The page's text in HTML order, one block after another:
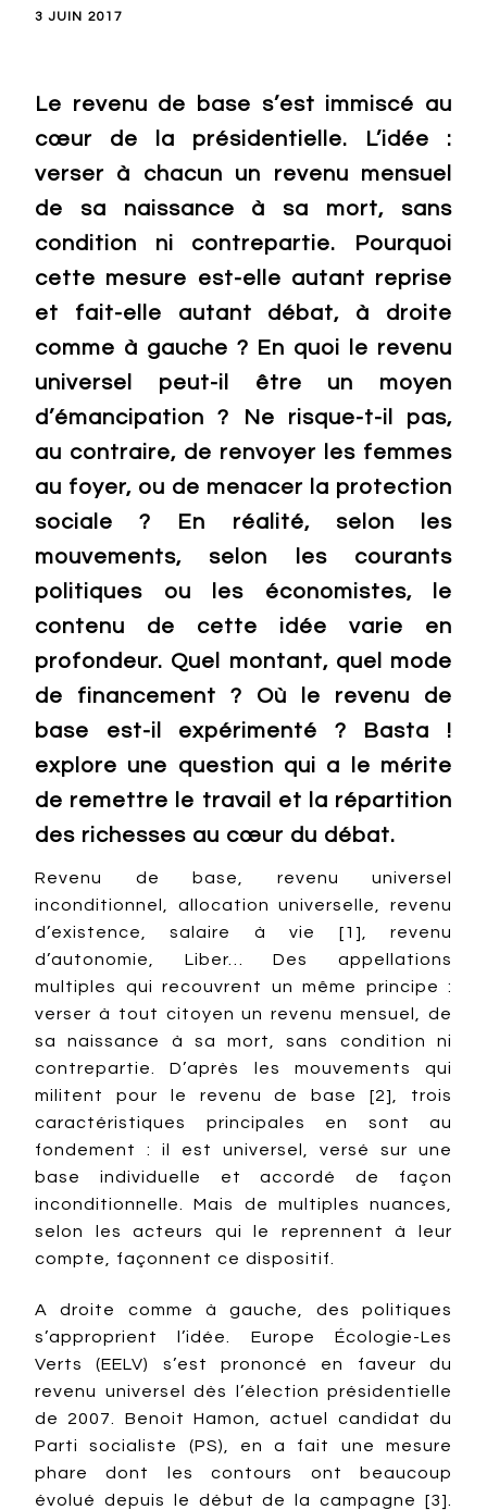
3 JUIN 2017
Le revenu de base s’est immiscé au
cœur de la présidentielle. L’idée :
verser à chacun un revenu mensuel
de sa naissance à sa mort, sans
condition ni contrepartie. Pourquoi
cette mesure est-elle autant reprise
et fait-elle autant débat, à droite
comme à gauche ? En quoi le revenu
universel peut-il être un moyen
d’émancipation ? Ne risque-t-il pas,
au contraire, de renvoyer les femmes
au foyer, ou de menacer la protection
sociale ? En réalité, selon les
mouvements, selon les courants
politiques ou les économistes, le
contenu de cette idée varie en
profondeur. Quel montant, quel mode
de financement ? Où le revenu de
base est-il expérimenté ? Basta !
explore une question qui a le mérite
de remettre le travail et la répartition
des richesses au cœur du débat.
Revenu de base, revenu universel
inconditionnel, allocation universelle, revenu
d’existence, salaire à vie [1], revenu
d’autonomie, Liber… Des appellations
multiples qui recouvrent un même principe :
verser à tout citoyen un revenu mensuel, de
sa naissance à sa mort, sans condition ni
contrepartie. D’après les mouvements qui
militent pour le revenu de base [2], trois
caractéristiques principales en sont au
fondement : il est universel, versé sur une
base individuelle et accordé de façon
inconditionnelle. Mais de multiples nuances,
selon les acteurs qui le reprennent à leur
compte, façonnent ce dispositif.
A droite comme à gauche, des politiques
s’approprient l’idée. Europe Écologie-Les
Verts (EELV) s’est prononcé en faveur du
revenu universel dès l’élection présidentielle
de 2007. Benoit Hamon, actuel candidat du
Parti socialiste (PS), en a fait une mesure
phare dont les contours ont beaucoup
évolué depuis le début de la campagne [3].